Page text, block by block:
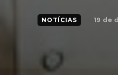
NOTÍCIAS 19 de